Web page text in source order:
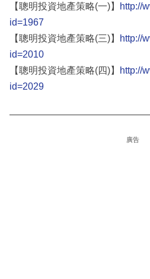
【聰明投資地產策略(一)】
http://
id=1967
【聰明投資地產策略(三)】
http://
id=2010
【聰明投資地產策略(四)】
http://
id=2029
廣告